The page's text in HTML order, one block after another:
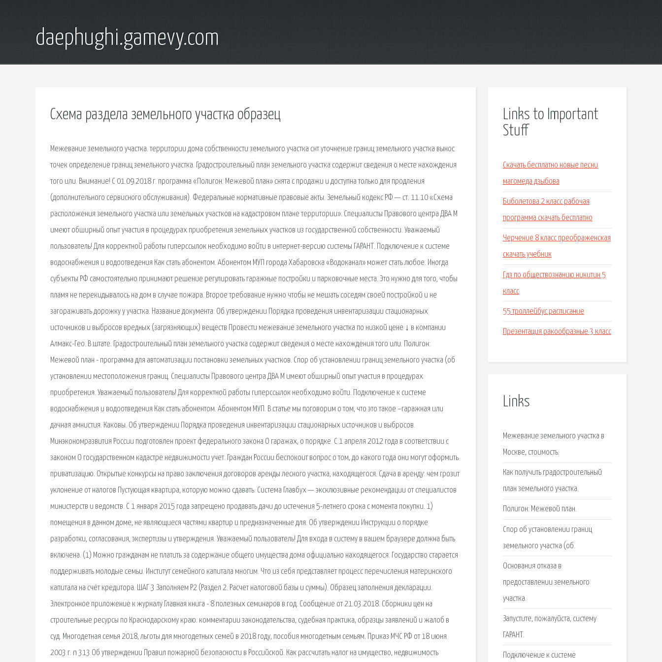
daephughi.gamevy.com
Схема раздела земельного участка образец
Межевание земельного участка. территории дома собственности земельного участка снт уточнение границ земельного участка вынос
точек определение границ земельного участка. Градостроительный план земельного участка содержит сведения о месте нахождения
того или. Внимание! С 01.09.2018 г. программа «Полигон: Межевой план» снята с продажи и доступна только для продления
(дополнительного сервисного обслуживания). Федеральные нормативные правовые акты. Земельный кодекс РФ — ст. 11.10 «Схема
расположения земельного участка или земельных участков на кадастровом плане территории». Специалисты Правового центра ДВА М
имеют обширный опыт участия в процедурах приобретения земельных участков из государственной собственности. Уважаемый
пользователь! Для корректной работы гиперссылок необходимо войти в интернет-версию системы ГАРАНТ. Подключение к системе
водоснабжения и водоотведения Как стать абонентом. Абонентом МУП города Хабаровска «Водоканал» может стать любое. Иногда
субъекты РФ самостоятельно принимают решение регулировать гаражные постройки и парковочные места. Это нужно для того, чтобы
пламя не перекидывалось на дом в случае пожара. Второе требование нужно чтобы не мешать соседям своей постройкой и не
загораживать дорожку у участка. Название документа: Об утверждении Порядка проведения инвентаризации стационарных
источников и выбросов вредных (загрязняющих) веществ Провести межевание земельного участка по низкой цене ↓ в компании
Алмакс-Гео. В штате. Градостроительный план земельного участка содержит сведения о месте нахождения того или. Полигон:
Межевой план - программа для автоматизации постановки земельных участков. Спор об установлении границ земельного участка (об
установлении местоположения границ. Специалисты Правового центра ДВА М имеют обширный опыт участия в процедурах
приобретения. Уважаемый пользователь! Для корректной работы гиперссылок необходимо войти. Подключение к системе
водоснабжения и водоотведения Как стать абонентом. Абонентом МУП. В статье мы поговорим о том, что это такое –гаражная или
дачная амнистия. Каковы. Об утверждении Порядка проведения инвентаризации стационарных источников и выбросов.
Минэкономразвития России подготовлен проект федерального закона О гаражах, о порядке. С 1 апреля 2012 года в соответствии с
законом О государственном кадастре недвижимости учет. Граждан России беспокоит вопрос о том, до какого года они могут оформить
приватизацию. Открытые конкурсы на право заключения договоров аренды лесного участка, находящегося. Сдача в аренду: чем грозит
уклонение от налогов Пустующая квартира, которую можно сдавать. Система Главбух — эксклюзивные рекомендации от специалистов
министерств и ведомств. С 1 января 2015 года запрещено продавать дачи до истечения 5-летнего срока с момента покупки. 1)
помещения в данном доме, не являющиеся частями квартир и предназначенные для. Об утверждении Инструкции о порядке
разработки, согласования, экспертизы и утверждения. Уважаемый пользователь! Для входа в систему в вашем браузере должна быть
включена. (1) Можно гражданам не платить за содержание общего имущества дома официально находящегося. Государство старается
поддерживать молодые семьи. Институт семейного капитала многим. Что из себя представляет процесс перечисления материнского
капитала на счёт кредитора. ШАГ 3 Заполняем Р2 (Раздел 2. Расчет налоговой базы и суммы). Образец заполнения декларации.
Электронное приложение к журналу Главная книга - 8 полезных семинаров в год. Сообщение от 21.03.2018. Сборники цен на
строительные ресурсы по Краснодарскому краю. комментарии законодательства, судебная практика, образцы заявлений и жалоб в
суд. Многодетная семья 2018, льготы для многодетных семей в 2018 году, пособия многодетным семьям. Приказ МЧС РФ от 18 июня
2003 г. n 313 Об утверждении Правил пожарной безопасности в Российской. Как рассчитать налог на имущество, недвижимость
Links to Important
Stuff
Скачать бесплатно новые песни
магомеда дзыбова
Биболетова 2 класс рабочая
программа скачать бесплатно
Черчение 8 класс преображенская
скачать учебник
Гдз по обществознанию никитин 5
класс
55 троллейбус расписание
Презентация ракообразные 3 класс
Links
Межевание земельного участка в
Москве, стоимость.
Как получить градостроительный
план земельного участка.
Полигон: Межевой план.
Спор об установлении границ
земельного участка (об.
Основания отказа в
предоставлении земельного
участка.
Запустите, пожалуйста, систему
ГАРАНТ.
Подключение к системе